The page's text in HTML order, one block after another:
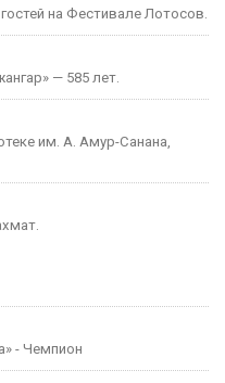
на Фестивале Лотосов.
— 585 лет.
им. А. Амур-Санана,
- Чемпион